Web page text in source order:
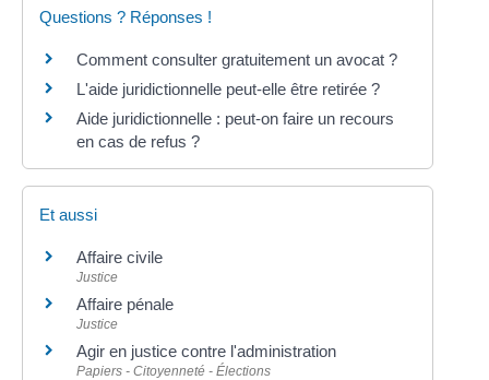
Questions ? Réponses !
Comment consulter gratuitement un avocat ?
L'aide juridictionnelle peut-elle être retirée ?
Aide juridictionnelle : peut-on faire un recours
en cas de refus ?
Et aussi
Affaire civile
Justice
Affaire pénale
Justice
Agir en justice contre l'administration
Papiers - Citoyenneté - Élections